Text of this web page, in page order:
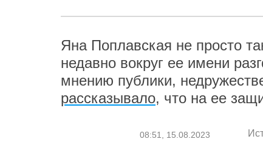
Яна Поплавская не просто
недавно вокруг ее имени
мнению публики,
рассказывало, что на ее
08:51, 15.08.2023